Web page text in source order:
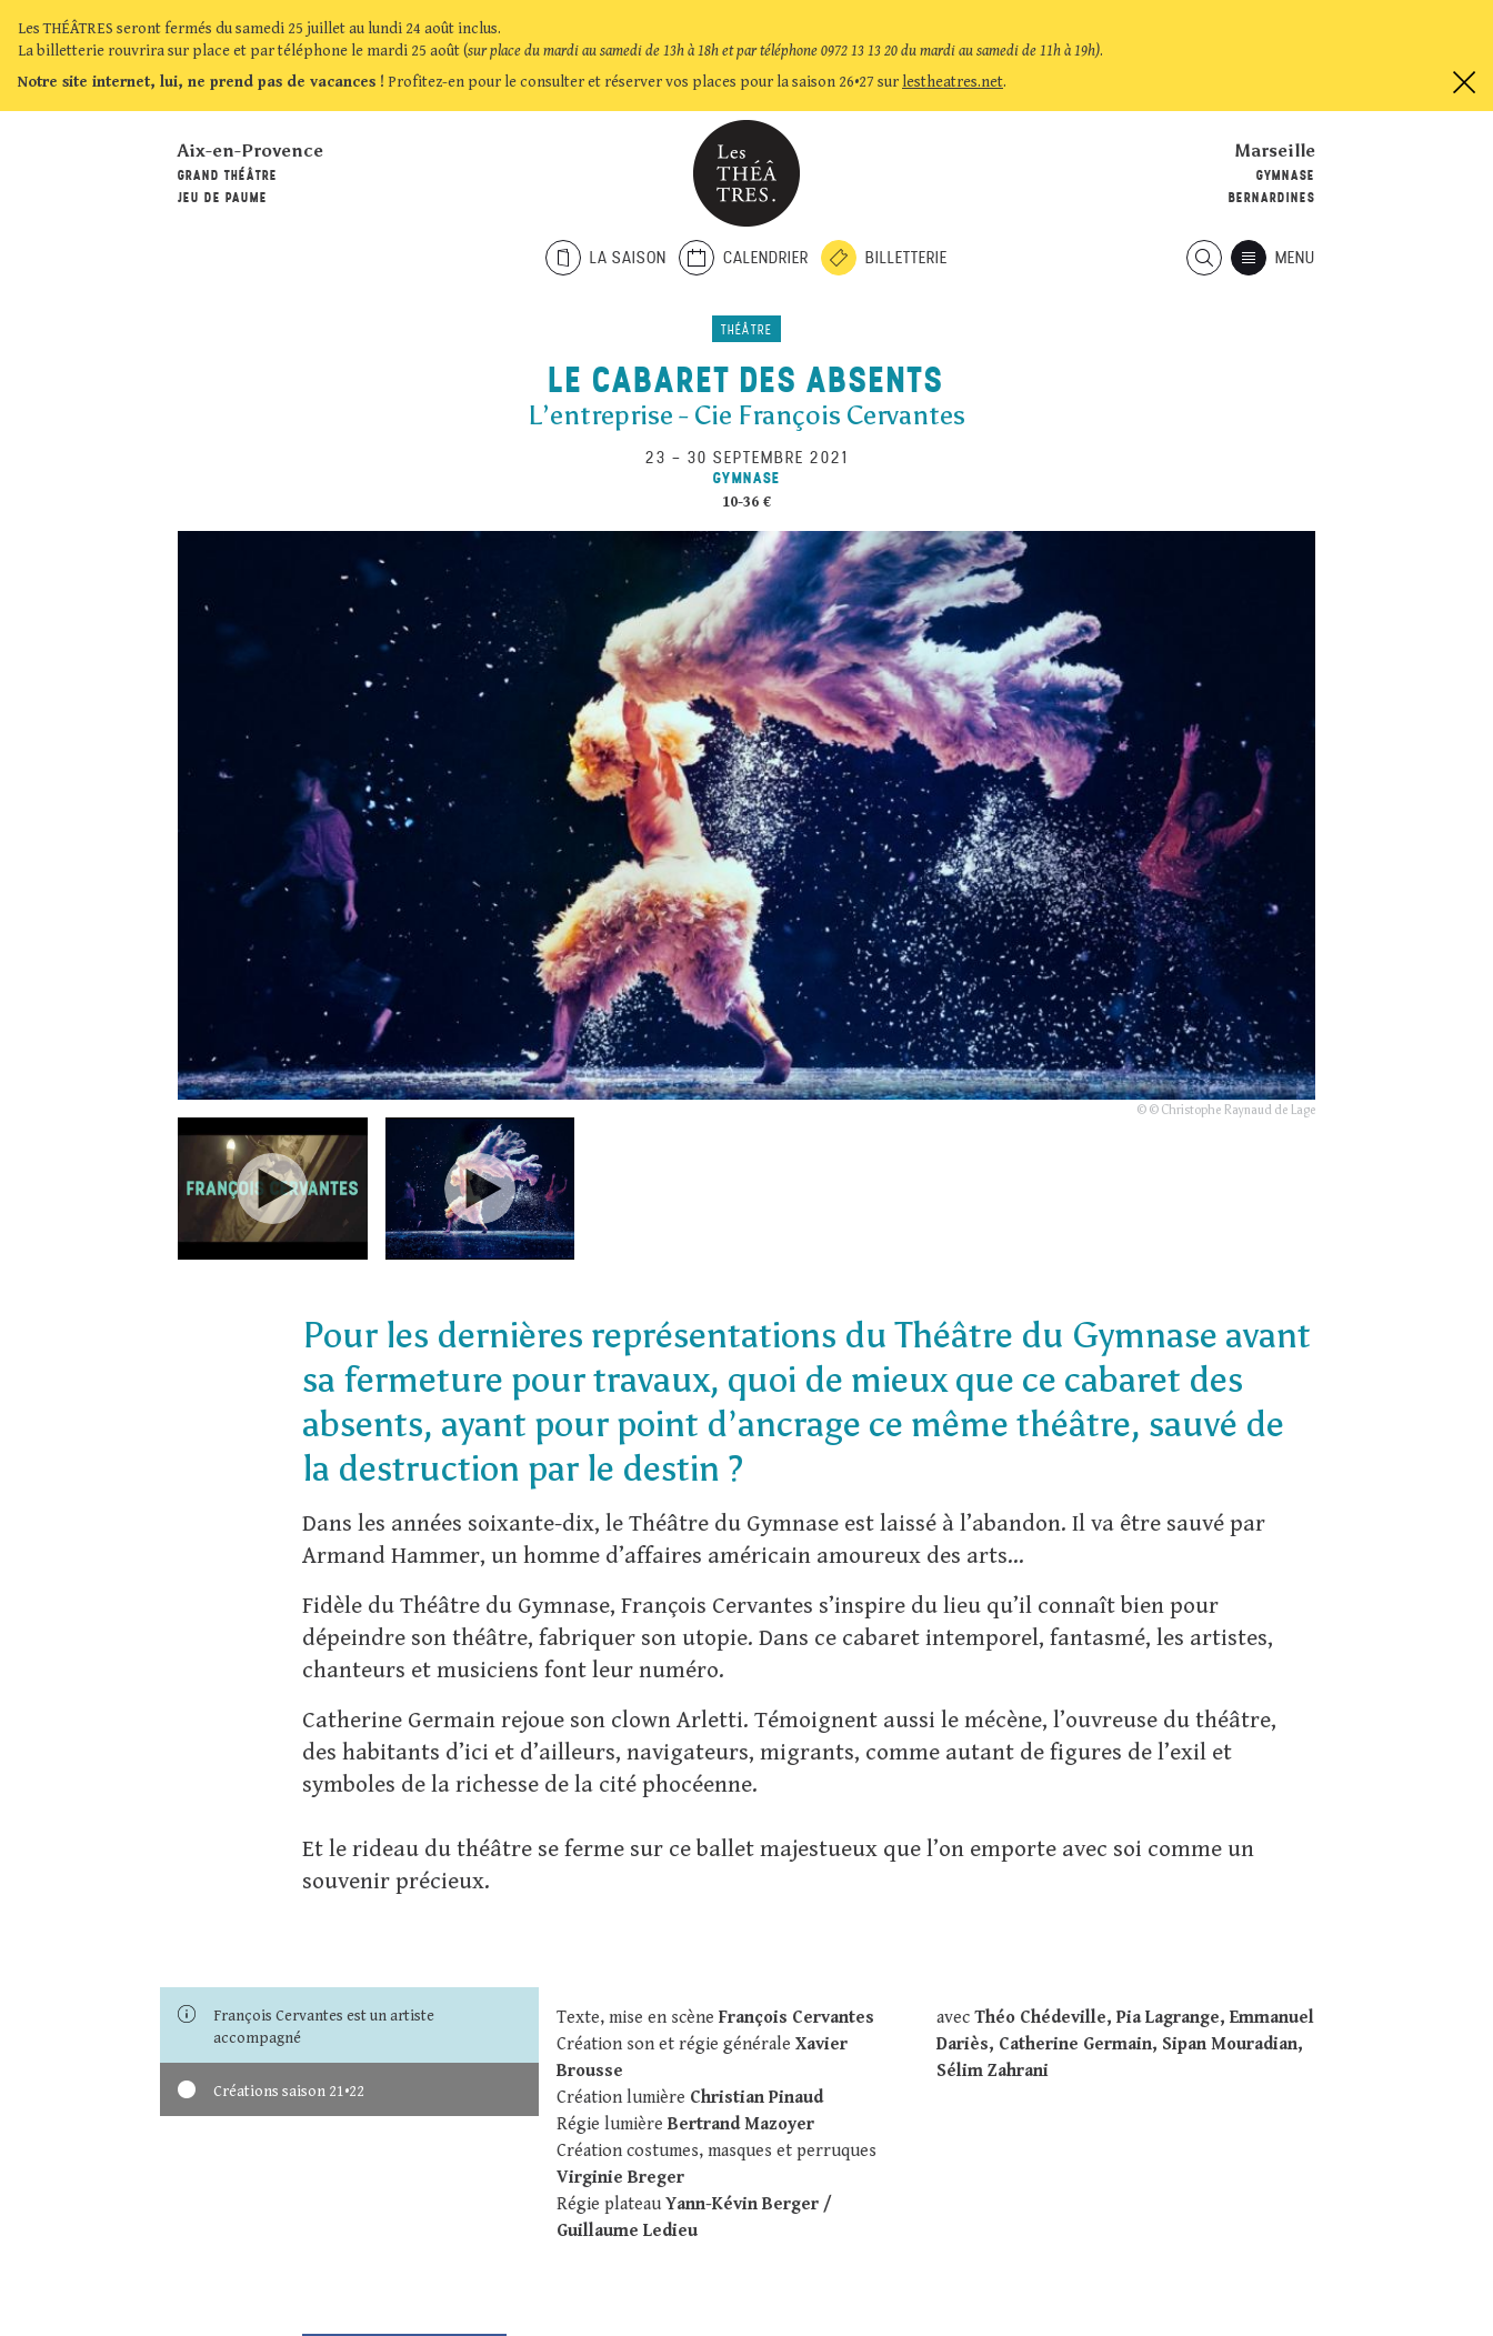
Les THÉÂTRES seront fermés du samedi 25 juillet au lundi 24 août inclus.
La billetterie rouvrira sur place et par téléphone le mardi 25 août (sur place du mardi au samedi de 13h à 18h et par téléphone 0972 13 13 20 du mardi au samedi de 11h à 19h).
Notre site internet, lui, ne prend pas de vacances ! Profitez-en pour le consulter et réserver vos places pour la saison 26•27 sur lestheatres.net.
Marseille
GYMNASE
BERNARDINES
Aix-en-Provence
GRAND THÉÂTRE
JEU DE PAUME
LA SAISON CALENDRIER BILLETTERIE MENU
THÉÂTRE
LE CABARET DES ABSENTS
L’entreprise - Cie François Cervantes
23 – 30 SEPTEMBRE 2021
GYMNASE
10-36 €
© © Christophe Raynaud de Lage
Pour les dernières représentations du Théâtre du Gymnase avant
sa fermeture pour travaux, quoi de mieux que ce cabaret des
absents, ayant pour point d’ancrage ce même théâtre, sauvé de
la destruction par le destin ?
Dans les années soixante-dix, le Théâtre du Gymnase est laissé à l’abandon. Il va être sauvé par
Armand Hammer, un homme d’affaires américain amoureux des arts…
Fidèle du Théâtre du Gymnase, François Cervantes s’inspire du lieu qu’il connaît bien pour
dépeindre son théâtre, fabriquer son utopie. Dans ce cabaret intemporel, fantasmé, les artistes,
chanteurs et musiciens font leur numéro.
Catherine Germain rejoue son clown Arletti. Témoignent aussi le mécène, l’ouvreuse du théâtre,
des habitants d’ici et d’ailleurs, navigateurs, migrants, comme autant de figures de l’exil et
symboles de la richesse de la cité phocéenne.
Et le rideau du théâtre se ferme sur ce ballet majestueux que l’on emporte avec soi comme un
souvenir précieux.
Texte, mise en scèneFrançois Cervantes
Création son et régie généraleXavier
Brousse
Création lumière Christian Pinaud
Régie lumièreBertrand Mazoyer
Création costumes, masques et perruques
Virginie Breger
Régie plateauYann-Kévin Berger /
Guillaume Ledieu
avec Théo Chédeville, Pia Lagrange, Emmanuel
Dariès, Catherine Germain, Sipan Mouradian,
Sélim Zahrani
François Cervantes est un artiste
accompagné
Créations saison 21•22